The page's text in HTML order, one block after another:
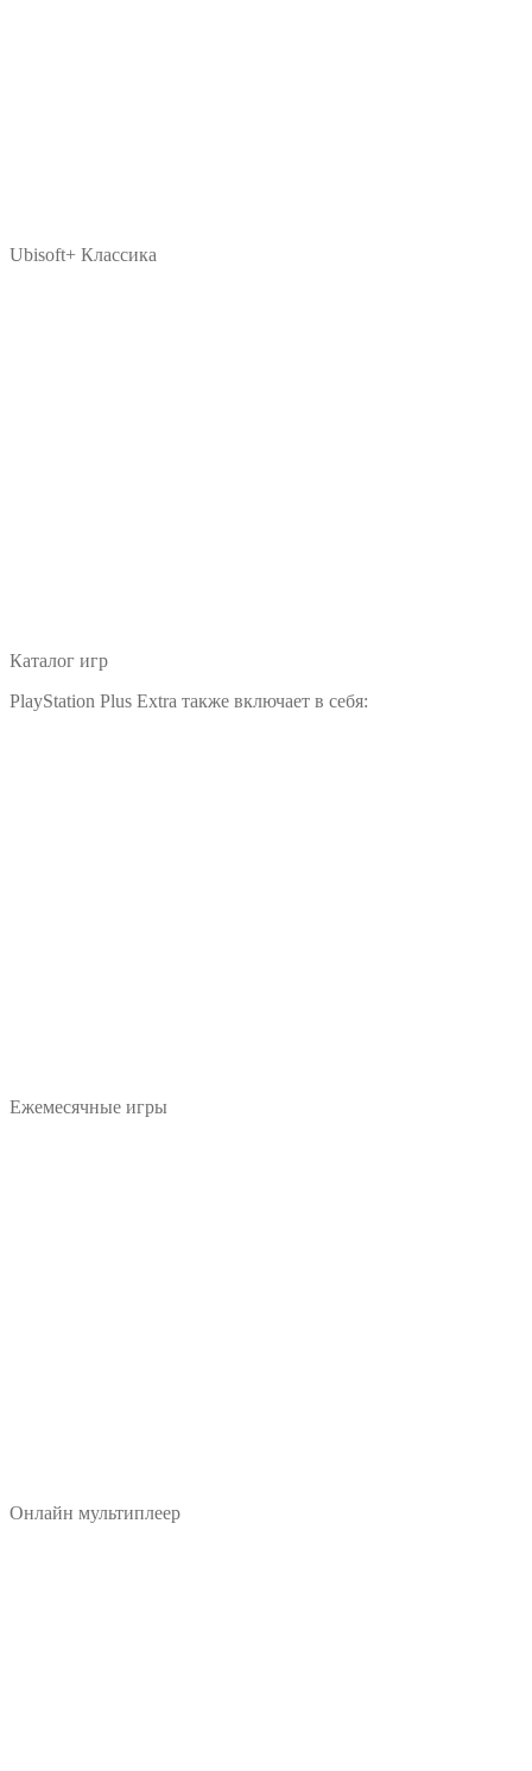
Ubisoft+ Классика
Каталог игр
PlayStation Plus Extra также включает в себя:
Ежемесячные игры
Онлайн мультиплеер